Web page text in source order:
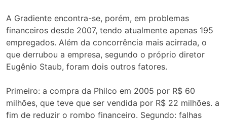
A Gradiente encontra-se, porém, em problemas
financeiros desde 2007, tendo atualmente apenas 195
empregados. Além da concorrência mais acirrada, o
que derrubou a empresa, segundo o próprio diretor
Eugênio Staub, foram dois outros fatores.
Primeiro: a compra da Philco em 2005 por R$ 60
milhões, que teve que ser vendida por R$ 22 milhões. a
fim de reduzir o rombo financeiro. Segundo: falhas